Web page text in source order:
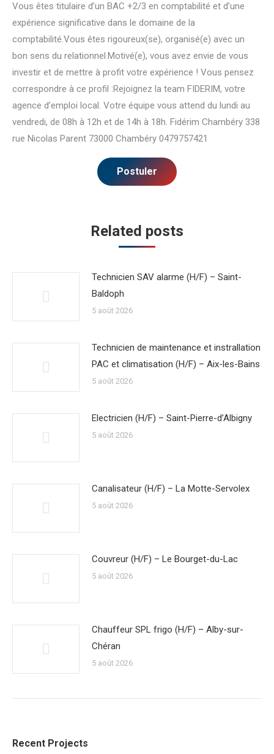
Vous êtes titulaire d’un BAC +2/3 en comptabilité et d’une
expérience significative dans le domaine de la
comptabilité.Vous êtes rigoureux(se), organisé(e) avec un
bon sens du relationnel.Motivé(e), vous avez envie de vous
investir et de mettre à profit votre expérience ! Vous pensez
correspondre à ce profil :Rejoignez la team FIDERIM, votre
agence d’emploi local. Votre équipe vous attend du lundi au
vendredi, de 08h à 12h et de 14h à 18h. Fidérim Chambéry 338
rue Nicolas Parent 73000 Chambéry 0479757421
Related posts
Technicien SAV alarme (H/F) – Saint-
Baldoph
5 août 2026
Technicien de maintenance et instrallation
PAC et climatisation (H/F) – Aix-les-Bains
5 août 2026
Electricien (H/F) – Saint-Pierre-d’Albigny
5 août 2026
Canalisateur (H/F) – La Motte-Servolex
5 août 2026
Couvreur (H/F) – Le Bourget-du-Lac
5 août 2026
Chauffeur SPL frigo (H/F) – Alby-sur-
Chéran
5 août 2026
Recent Projects